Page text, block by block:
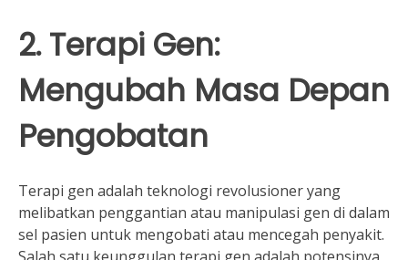
2. Terapi Gen:
Mengubah Masa Depan
Pengobatan
Terapi gen adalah teknologi revolusioner yang
melibatkan penggantian atau manipulasi gen di dalam
sel pasien untuk mengobati atau mencegah penyakit.